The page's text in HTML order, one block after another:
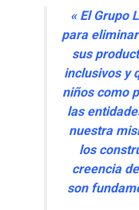
« El Grupo
para
sus
inclusivos y
niños como
las
nuestra
los
creencia
son